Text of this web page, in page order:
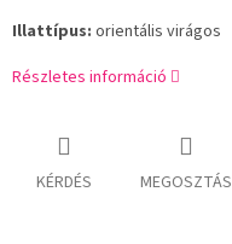
Illattípus: orientális virágos
Részletes információ
KÉRDÉS MEGOSZTÁS